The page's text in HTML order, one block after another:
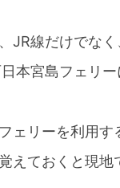
JR線だけでな
本宮島フェリー
ェリーを利用す
えておくと現地